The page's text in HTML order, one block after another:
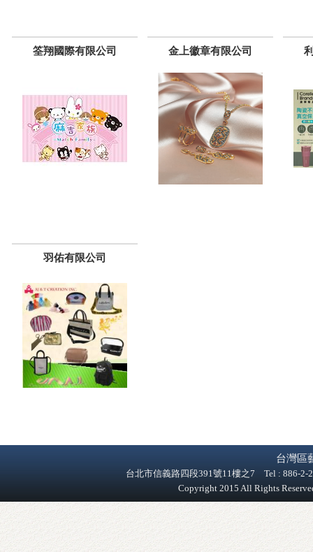
筌翔國際有限公司 金上徽章有限公司
羽佑有限公司
台灣區
台北市信義路四段391號11樓之7 Tel : 886-
Copyright 2015 All Rights